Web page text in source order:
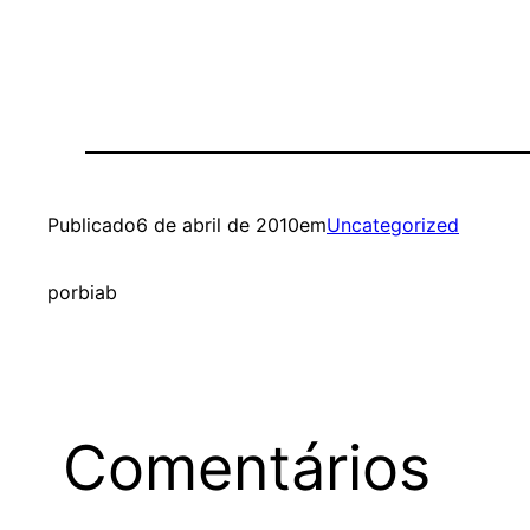
Publicado6 de abril de 2010emUncategorized
porbiab
Comentários